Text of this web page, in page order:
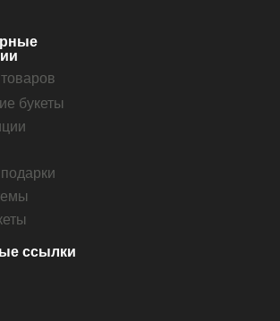
букеты
ссылки